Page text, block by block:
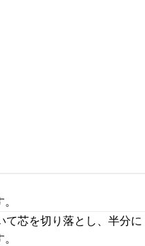
て芯を切り落とし、半分に